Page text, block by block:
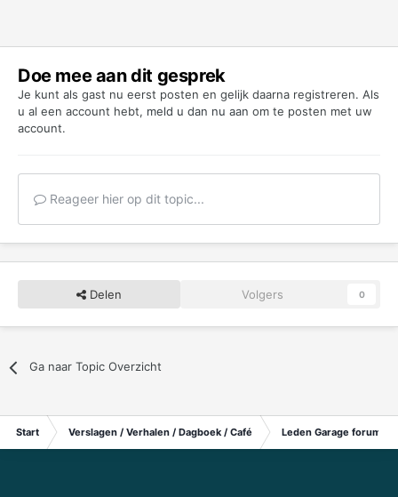
Doe mee aan dit gesprek
Je kunt als gast nu eerst posten en gelijk daarna registreren. Als
u al een account hebt, meld u dan nu aan om te posten met uw
account.
Reageer hier op dit topic...
Delen Volgers 0
Ga naar Topic Overzicht
Start Verslagen / Verhalen / Dagboek / Café Leden Garage forum